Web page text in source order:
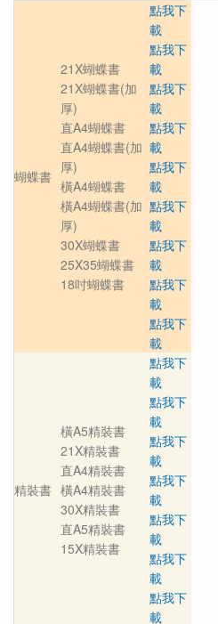
蝴蝶書
21X蝴蝶書
21X蝴蝶書(加
厚)
直A4蝴蝶書
直A4蝴蝶書(加
厚)
橫A4蝴蝶書
橫A4蝴蝶書(加
厚)
30X蝴蝶書
25X35蝴蝶書
18吋蝴蝶書
點我下
載
點我下
載
點我下
載
點我下
載
點我下
載
點我下
載
點我下
載
點我下
載
點我下
載
精裝書
橫A5精裝書
21X精裝書
直A4精裝書
橫A4精裝書
30X精裝書
直A5精裝書
15X精裝書
點我下
載
點我下
載
點我下
載
點我下
載
點我下
載
點我下
載
點我下
載